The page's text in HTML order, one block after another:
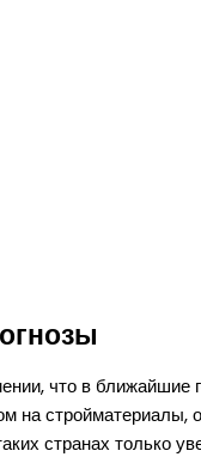
что в ближайшие
на
странах только